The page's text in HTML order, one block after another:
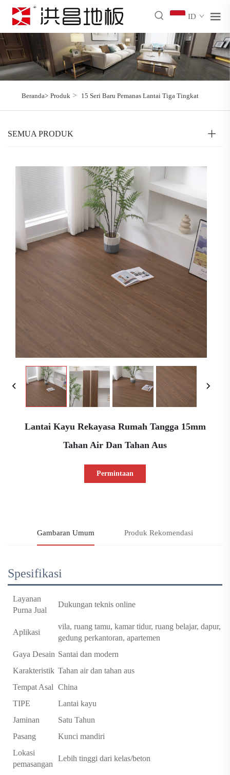
ID
Beranda> Produk > 15 Seri Baru Pemanas Lantai Tiga Tingkat
SEMUA PRODUK
Lantai Kayu Rekayasa Rumah Tangga 15mm
Tahan Air Dan Tahan Aus
Permintaan
Gambaran Umum Produk Rekomendasi
Spesifikasi
Layanan
Purna Jual
Dukungan teknis online
Aplikasi
vila, ruang tamu, kamar tidur, ruang belajar, dapur,
gedung perkantoran, apartemen
Gaya Desain Santai dan modern
Karakteristik Tahan air dan tahan aus
Tempat Asal China
TIPE
Lantai kayu
Jaminan
Satu Tahun
Pasang
Kunci mandiri
Lokasi
pemasangan
Lebih tinggi dari kelas/beton